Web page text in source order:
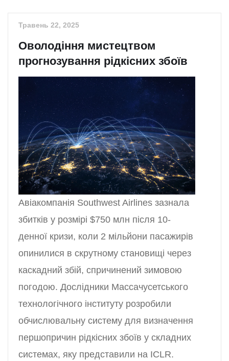
Травень 22, 2025
Оволодіння мистецтвом
прогнозування рідкісних збоїв
Авіакомпанія Southwest Airlines зазнала
збитків у розмірі $750 млн після 10-
денної кризи, коли 2 мільйони пасажирів
опинилися в скрутному становищі через
каскадний збій, спричинений зимовою
погодою. Дослідники Массачусетського
технологічного інституту розробили
обчислювальну систему для визначення
першопричин рідкісних збоїв у складних
системах, яку представили на ICLR.